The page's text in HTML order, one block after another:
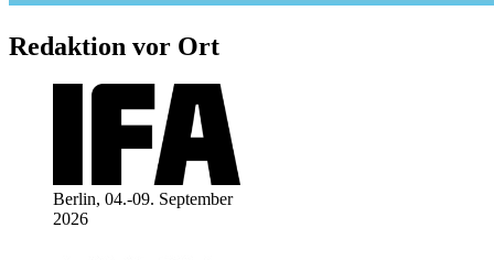
Redaktion vor Ort
Berlin, 04.-09. September
2026